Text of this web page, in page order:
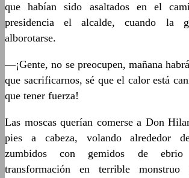
que habían sido asaltados en el
presidencia el alcalde, cuando la
alborotarse.
—¡Gente, no se preocupen, mañana
que sacrificarnos, sé que el calor está
que tener fuerza!
Las moscas querían comerse a Don
pies a cabeza, volando alrededor
zumbidos con gemidos de ebrio
transformación en terrible monstruo